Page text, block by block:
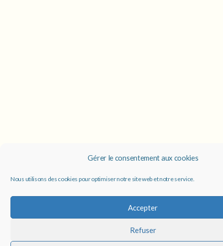
Gérer le consentement aux cookies
Nous utilisons des cookies pour optimiser notre site web et notre service.
Accepter
Refuser